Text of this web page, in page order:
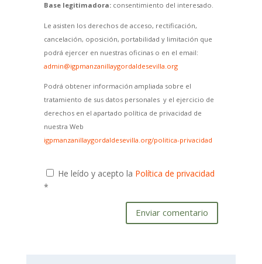
Base legitimadora:consentimiento del interesado.
Le asisten los derechos de acceso, rectificación,
cancelación, oposición, portabilidad y limitación que
podrá ejercer en nuestras oficinas o en el email:
admin@igpmanzanillaygordaldesevilla.org
Podrá obtener información ampliada sobre el
tratamiento de sus datos personales y el ejercicio de
derechos en el apartado política de privacidad de
nuestra Web
igpmanzanillaygordaldesevilla.org/politica-privacidad
He leído y acepto la Política de privacidad
*
Enviar comentario